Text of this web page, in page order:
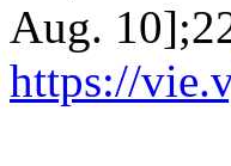
Aug.
https://